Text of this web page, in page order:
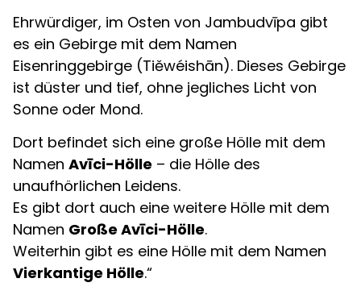
Ehrwürdiger, im Osten von Jambudvīpa gibt
es ein Gebirge mit dem Namen
Eisenringgebirge (Tiěwéishān). Dieses Gebirge
ist düster und tief, ohne jegliches Licht von
Sonne oder Mond.
Dort befindet sich eine große Hölle mit dem
Namen Avīci-Hölle – die Hölle des
unaufhörlichen Leidens.
Es gibt dort auch eine weitere Hölle mit dem
Namen Große Avīci-Hölle.
Weiterhin gibt es eine Hölle mit dem Namen
Vierkantige Hölle.“